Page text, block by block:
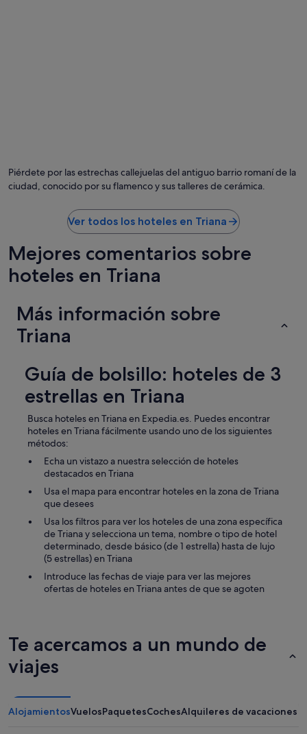
Piérdete por las estrechas callejuelas del antiguo barrio romaní de la
ciudad, conocido por su flamenco y sus talleres de cerámica.
Ver todos los hoteles en Triana
Mejores comentarios sobre
hoteles en Triana
Más información sobre
Triana
Guía de bolsillo: hoteles de 3
estrellas en Triana
Busca hoteles en Triana en Expedia.es. Puedes encontrar
hoteles en Triana fácilmente usando uno de los siguientes
métodos:
Echa un vistazo a nuestra selección de hoteles
destacados en Triana
Usa el mapa para encontrar hoteles en la zona de Triana
que desees
Usa los filtros para ver los hoteles de una zona específica
de Triana y selecciona un tema, nombre o tipo de hotel
determinado, desde básico (de 1 estrella) hasta de lujo
(5 estrellas) en Triana
Introduce las fechas de viaje para ver las mejores
ofertas de hoteles en Triana antes de que se agoten
Te acercamos a un mundo de
viajes
AlojamientosVuelosPaquetesCochesAlquileres de vacaciones